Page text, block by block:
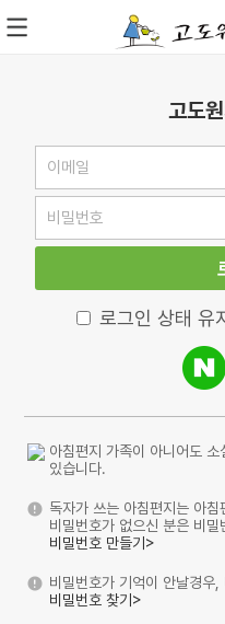
고도
로그인 상태 유
아침편지 가족이 아니어도
있습니다.
독자가 쓰는 아침편지는 아
비밀번호가 없으신 분은 비
비밀번호 만들기>
비밀번호가 기억이 안날경우
비밀번호 찾기>